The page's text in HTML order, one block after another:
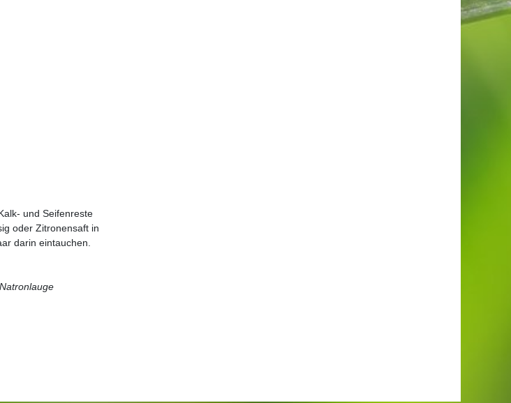
und Seifenreste
oder Zitronensaft in
darin eintauchen.